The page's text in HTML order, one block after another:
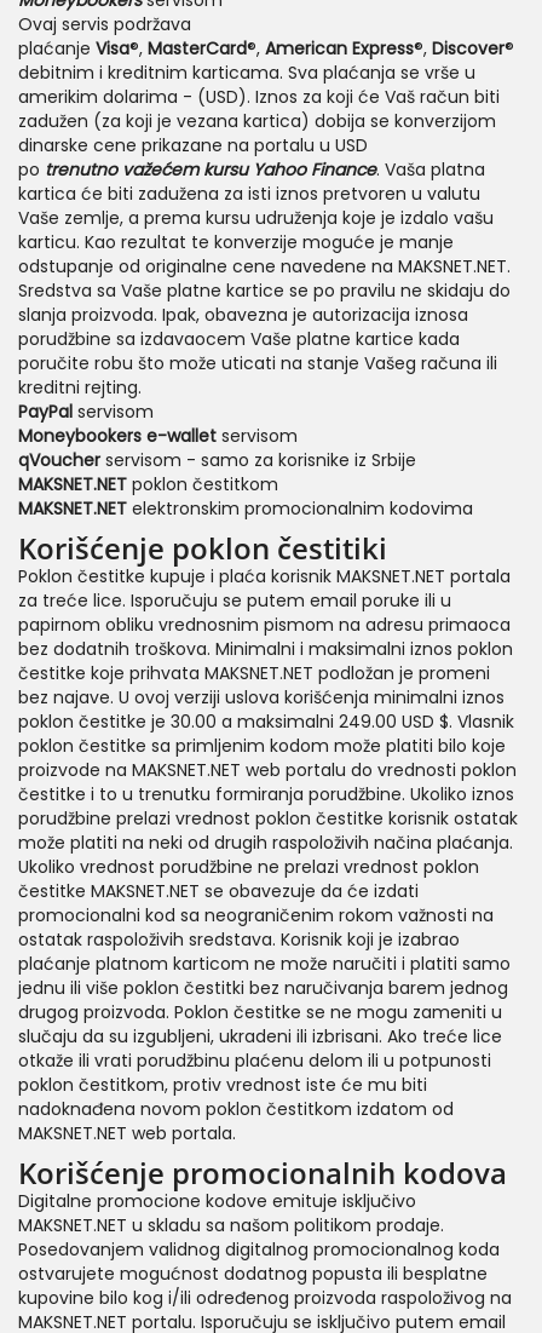
Ovaj servis podržava
plaćanje Visa®, MasterCard®, American Express®, Discover®
debitnim i kreditnim karticama. Sva plaćanja se vrše u
amerikim dolarima - (USD). Iznos za koji će Vaš račun biti
zadužen (za koji je vezana kartica) dobija se konverzijom
dinarske cene prikazane na portalu u USD
po trenutno važećem kursu Yahoo Finance. Vaša platna
kartica će biti zadužena za isti iznos pretvoren u valutu
Vaše zemlje, a prema kursu udruženja koje je izdalo vašu
karticu. Kao rezultat te konverzije moguće je manje
odstupanje od originalne cene navedene na MAKSNET.NET.
Sredstva sa Vaše platne kartice se po pravilu ne skidaju do
slanja proizvoda. Ipak, obavezna je autorizacija iznosa
porudžbine sa izdavaocem Vaše platne kartice kada
poručite robu što može uticati na stanje Vašeg računa ili
kreditni rejting.
PayPal servisom
Moneybookers e-wallet servisom
qVoucher servisom - samo za korisnike iz Srbije
MAKSNET.NET poklon čestitkom
MAKSNET.NET elektronskim promocionalnim kodovima
Korišćenje poklon čestitiki
Poklon čestitke kupuje i plaća korisnik MAKSNET.NET portala
za treće lice. Isporučuju se putem email poruke ili u
papirnom obliku vrednosnim pismom na adresu primaoca
bez dodatnih troškova. Minimalni i maksimalni iznos poklon
čestitke koje prihvata MAKSNET.NET podložan je promeni
bez najave. U ovoj verziji uslova korišćenja minimalni iznos
poklon čestitke je 30.00 a maksimalni 249.00 USD $. Vlasnik
poklon čestitke sa primljenim kodom može platiti bilo koje
proizvode na MAKSNET.NET web portalu do vrednosti poklon
čestitke i to u trenutku formiranja porudžbine. Ukoliko iznos
porudžbine prelazi vrednost poklon čestitke korisnik ostatak
može platiti na neki od drugih raspoloživih načina plaćanja.
Ukoliko vrednost porudžbine ne prelazi vrednost poklon
čestitke MAKSNET.NET se obavezuje da će izdati
promocionalni kod sa neograničenim rokom važnosti na
ostatak raspoloživih sredstava. Korisnik koji je izabrao
plaćanje platnom karticom ne može naručiti i platiti samo
jednu ili više poklon čestitki bez naručivanja barem jednog
drugog proizvoda. Poklon čestitke se ne mogu zameniti u
slučaju da su izgubljeni, ukradeni ili izbrisani. Ako treće lice
otkaže ili vrati porudžbinu plaćenu delom ili u potpunosti
poklon čestitkom, protiv vrednost iste će mu biti
nadoknađena novom poklon čestitkom izdatom od
MAKSNET.NET web portala.
Korišćenje promocionalnih kodova
Digitalne promocione kodove emituje isključivo
MAKSNET.NET u skladu sa našom politikom prodaje.
Posedovanjem validnog digitalnog promocionalnog koda
ostvarujete mogućnost dodatnog popusta ili besplatne
kupovine bilo kog i/ili određenog proizvoda raspoloživog na
MAKSNET.NET portalu. Isporučuju se isključivo putem email